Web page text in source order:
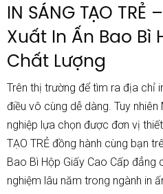
IN SÁNG TẠO
Xuất In Ấn Bao Bì
Chất Lượng
Trên thị trường để tìm ra địa chỉ
điều vô cùng dễ dàng. Tuy
nghiệp lựa chọn được đơn vị
TẠO TRẺ đồng hành cùng bạn
Bao Bì Hộp Giấy Cao Cấp đẳng
nghiệm lâu năm trong ngành in